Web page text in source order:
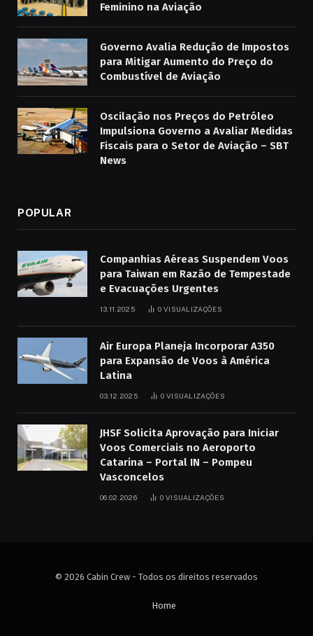
Feminino na Aviação
Governo Avalia Redução de Impostos
para Mitigar Aumento do Preço do
Combustível de Aviação
Oscilação nos Preços do Petróleo
Impulsiona Governo a Avaliar Medidas
Fiscais para o Setor de Aviação – SBT
News
POPULAR
Companhias Aéreas Suspendem Voos
para Taiwan em Razão de Tempestade
e Evacuações Urgentes
13.11.2025 0 VISUALIZAÇÕES
Air Europa Planeja Incorporar A350
para Expansão de Voos à América
Latina
03.12.2025 0 VISUALIZAÇÕES
JHSF Solicita Aprovação para Iniciar
Voos Comerciais no Aeroporto
Catarina – Portal IN – Pompeu
Vasconcelos
06.02.2026 0 VISUALIZAÇÕES
© 2026 Cabin Crew - Todos os direitos reservados
Home